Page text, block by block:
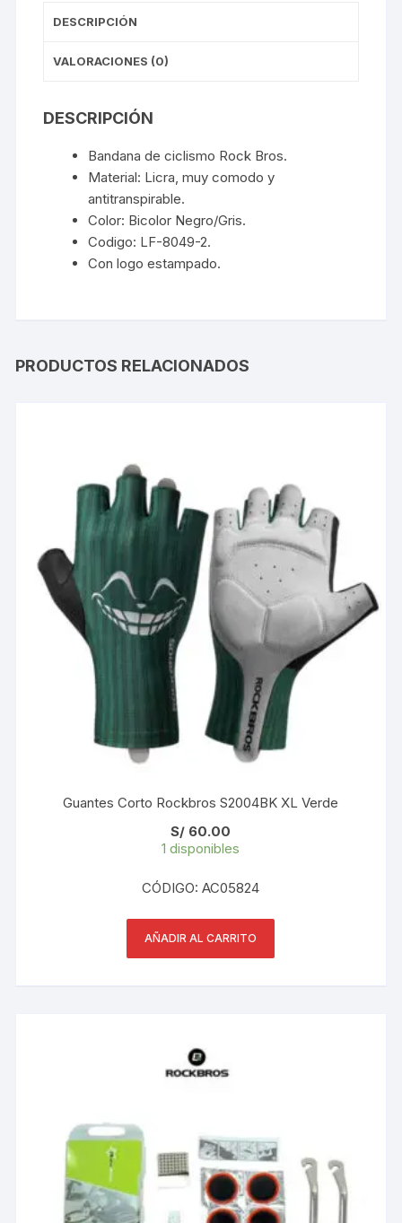
DESCRIPCIÓN
VALORACIONES (0)
DESCRIPCIÓN
Bandana de ciclismo Rock Bros.
Material: Licra, muy comodo y
antitranspirable.
Color: Bicolor Negro/Gris.
Codigo: LF-8049-2.
Con logo estampado.
PRODUCTOS RELACIONADOS
Guantes Corto Rockbros S2004BK XL Verde
S/ 60.00
1 disponibles
CÓDIGO: AC05824
AÑADIR AL CARRITO